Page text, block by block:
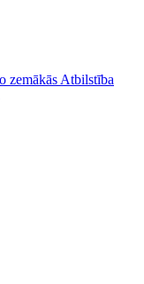
zemākās Atbilstība